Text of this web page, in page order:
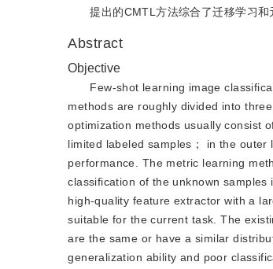
提出的CMTL方法综合了迁移学习和
Abstract
Objective
Few-shot learning image
methods are roughly divided into
optimization methods usually consist
limited labeled samples； in the
performance. The metric learning
classification of the unknown
high-quality feature extractor with a
suitable for the current task. The
are the same or have a similar
generalization ability and poor